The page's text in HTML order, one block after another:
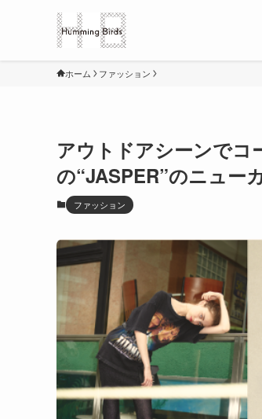
ホーム ファッション
アウトドアシーンでコ
の“JASPER”のニュー
ファッション